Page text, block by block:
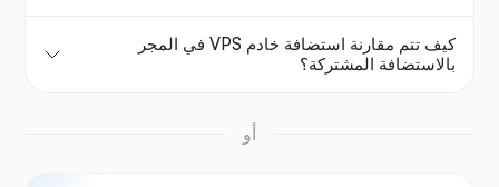
كيف تتم مقارنة استضافة خادم VPS في المجر
بالاستضافة المشتركة؟
أو